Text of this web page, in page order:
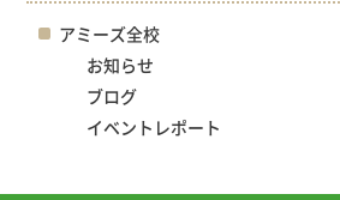
アミーズ全校
お知らせ
ブログ
イベントレポート